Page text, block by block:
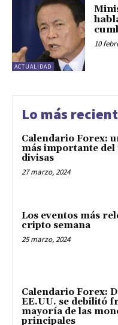
ACTUALIDAD
10
Lo más
Calendario Forex:
más importante del
divisas
27 marzo, 2024
Los eventos más
cripto semana
25 marzo, 2024
Calendario Forex:
EE.UU. se debilitó
mayoría de las
principales